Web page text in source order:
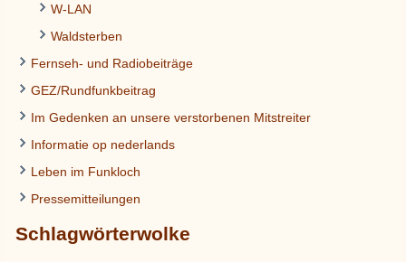
W-LAN
Waldsterben
Fernseh- und Radiobeiträge
GEZ/Rundfunkbeitrag
Im Gedenken an unsere verstorbenen Mitstreiter
Informatie op nederlands
Leben im Funkloch
Pressemitteilungen
Schlagwörterwolke